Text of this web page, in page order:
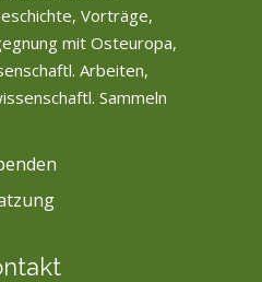
Vorträge,
mit Osteuropa,
Arbeiten,
Sammeln